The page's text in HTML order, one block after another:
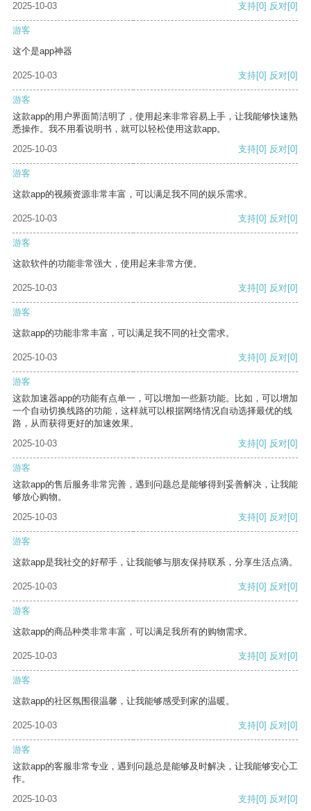
2025-10-03 支持[0] 反对[0]
游客
这个是app神器
2025-10-03 支持[0] 反对[0]
游客
这款app的用户界面简洁明了，使用起来非常容易上手，让我能够快速熟
悉操作。我不用看说明书，就可以轻松使用这款app。
2025-10-03
支持[0] 反对[0]
游客
这款app的视频资源非常丰富，可以满足我不同的娱乐需求。
2025-10-03 支持[0] 反对[0]
游客
这款软件的功能非常强大，使用起来非常方便。
2025-10-03 支持[0] 反对[0]
游客
这款app的功能非常丰富，可以满足我不同的社交需求。
2025-10-03 支持[0] 反对[0]
游客
这款加速器app的功能有点单一，可以增加一些新功能。比如，可以增加
一个自动切换线路的功能，这样就可以根据网络情况自动选择最优的线
路，从而获得更好的加速效果。
2025-10-03
支持[0] 反对[0]
游客
这款app的售后服务非常完善，遇到问题总是能够得到妥善解决，让我能
够放心购物。
2025-10-03
支持[0] 反对[0]
游客
这款app是我社交的好帮手，让我能够与朋友保持联系，分享生活点滴。
2025-10-03 支持[0] 反对[0]
游客
这款app的商品种类非常丰富，可以满足我所有的购物需求。
2025-10-03 支持[0] 反对[0]
游客
这款app的社区氛围很温馨，让我能够感受到家的温暖。
2025-10-03 支持[0] 反对[0]
游客
这款app的客服非常专业，遇到问题总是能够及时解决，让我能够安心工
作。
2025-10-03
支持[0] 反对[0]